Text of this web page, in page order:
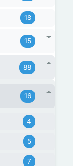
18
15
88
16
4
5
7